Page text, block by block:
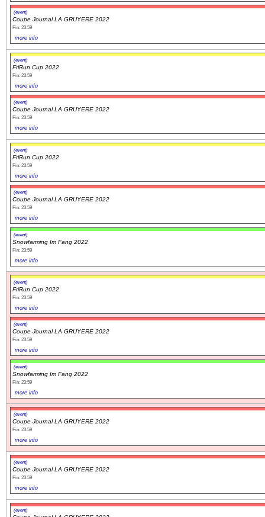
(event)
Coupe Journal LA GRUYERE 2022
Fin: 23:59
more info
(event)
FriRun Cup 2022
Fin: 23:59
more info
(event)
Coupe Journal LA GRUYERE 2022
Fin: 23:59
more info
(event)
FriRun Cup 2022
Fin: 23:59
more info
(event)
Coupe Journal LA GRUYERE 2022
Fin: 23:59
more info
(event)
Snowfarming Im Fang 2022
Fin: 23:59
more info
(event)
FriRun Cup 2022
Fin: 23:59
more info
(event)
Coupe Journal LA GRUYERE 2022
Fin: 23:59
more info
(event)
Snowfarming Im Fang 2022
Fin: 23:59
more info
(event)
Coupe Journal LA GRUYERE 2022
Fin: 23:59
more info
(event)
Coupe Journal LA GRUYERE 2022
Fin: 23:59
more info
(event)